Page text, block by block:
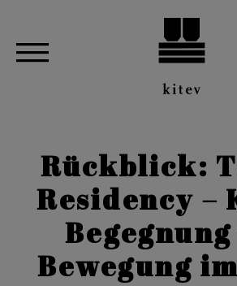
Rückblick:
Residency –
Bewegung